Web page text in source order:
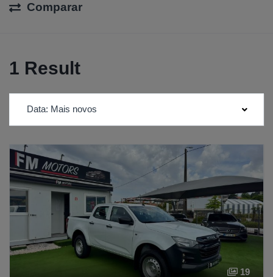
Comparar
1 Result
Data: Mais novos
19